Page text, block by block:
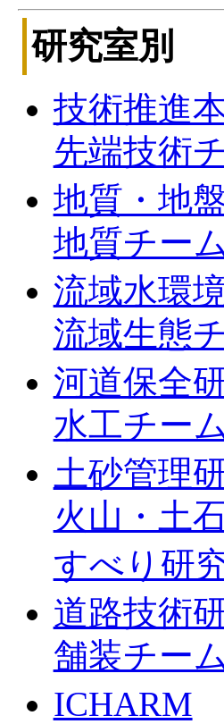
研究室別
技術推進
先端技術
地質・地
地質チーム
流域水環
流域生態
河道保全
水工チーム
土砂管理
火山・土
すべり研
道路技術
舗装チーム
ICHARM